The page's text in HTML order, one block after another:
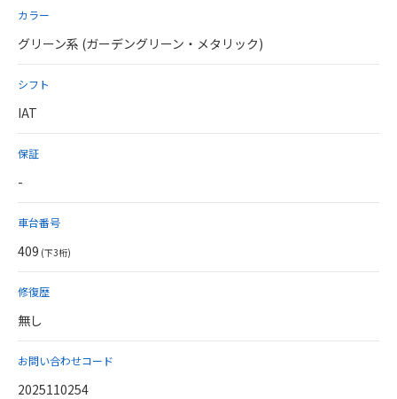
カラー
グリーン系 (ガーデングリーン・メタリック)
シフト
IAT
保証
-
車台番号
409 (下3桁)
修復歴
無し
お問い合わせコード
2025110254